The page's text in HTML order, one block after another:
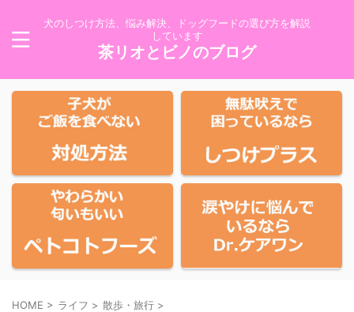
犬のしつけ方法、悩み解決、ドッグフードの選び方を解説
しています
茶リオとビノのブログ
HOME > ライフ > 散歩・旅行 >